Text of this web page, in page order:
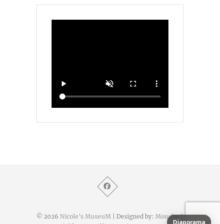
© 2026 Nicole's MuseuM | Designed by: Mouche à
Diaporama